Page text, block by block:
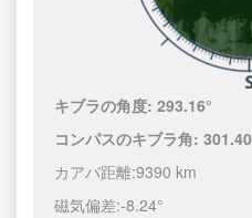
キブラの角度:293.16°
コンパスのキブラ角:301.40
カアバ距離:9390 km
磁気偏差:-8.24°